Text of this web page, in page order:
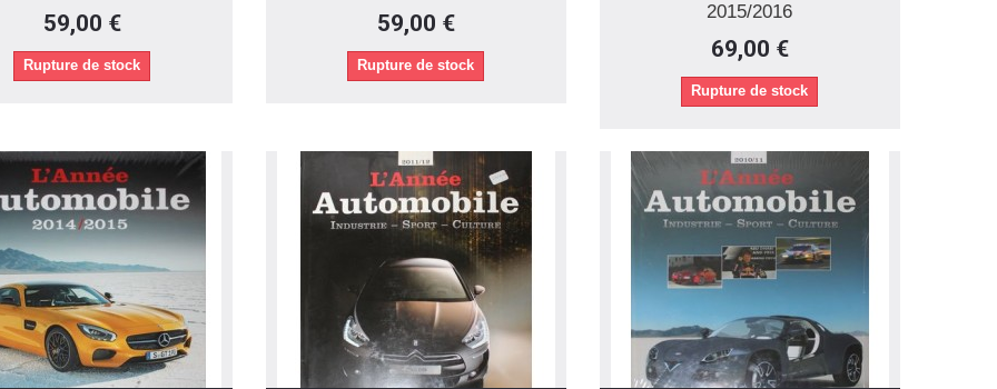
59,00 €
Rupture de stock
59,00 €
Rupture de stock
2015/2016
69,00 €
Rupture de stock